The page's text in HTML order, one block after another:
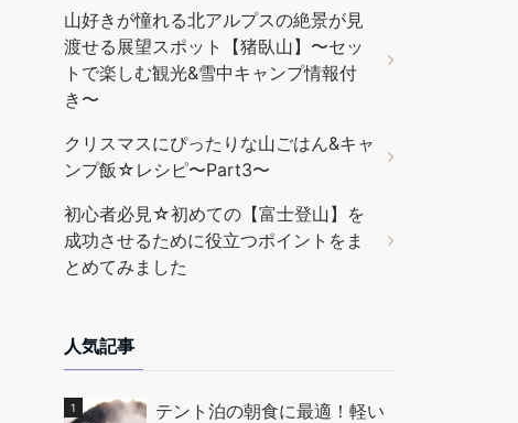
山好きが憧れる北アルプスの絶景が見
渡せる展望スポット【猪臥山】〜セッ
トで楽しむ観光&雪中キャンプ情報付
き〜
クリスマスにぴったりな山ごはん&キャ
ンプ飯☆レシピ〜Part3〜
初心者必見☆初めての【富士登山】を
成功させるために役立つポイントをま
とめてみました
人気記事
テント泊の朝食に最適！軽い